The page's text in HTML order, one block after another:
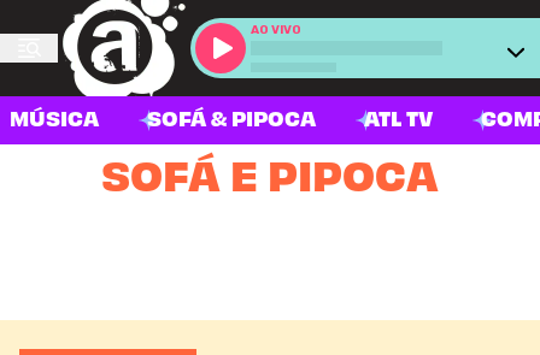
AO VIVO
MÚSICA SOFÁ & PIPOCA ATL TV
SOFÁ E PIPOCA